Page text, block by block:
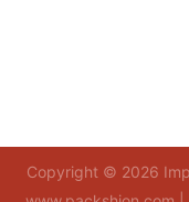
Copyright © 2026